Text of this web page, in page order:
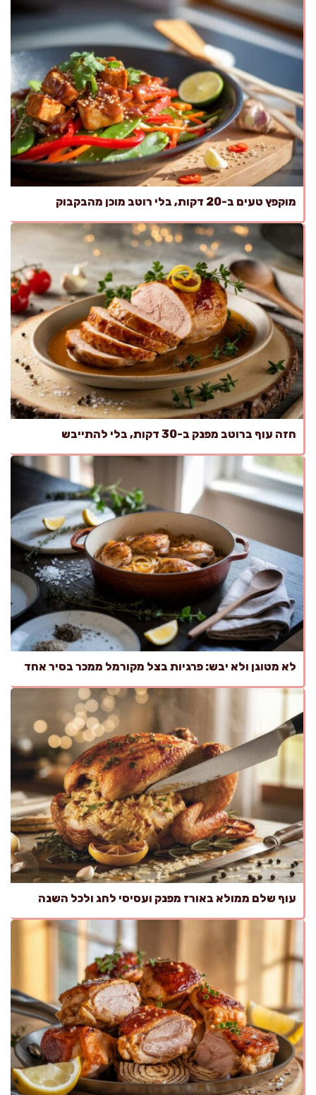
מוקפץ טעים ב-20 דקות, בלי רוטב מוכן מהבקבוק
חזה עוף ברוטב מפנק ב-30 דקות, בלי להתייבש
לא מטוגן ולא יבש: פרגיות בצל מקורמל ממכר בסיר אחד
עוף שלם ממולא באורז מפנק ועסיסי לחג ולכל השנה